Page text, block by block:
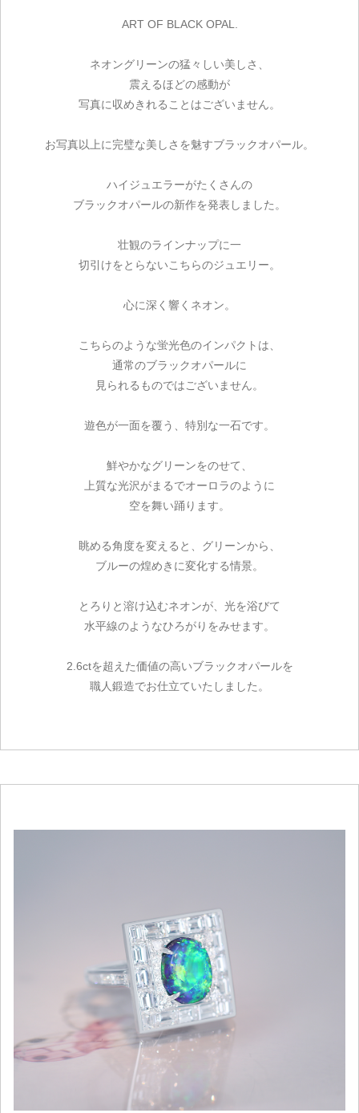
ART OF BLACK OPAL.
ネオングリーンの猛々しい美しさ、
震えるほどの感動が
写真に収めきれることはございません。
お写真以上に完璧な美しさを魅すブラックオパール。
ハイジュエラーがたくさんの
ブラックオパールの新作を発表しました。
壮観のラインナップに一
切引けをとらないこちらのジュエリー。
心に深く響くネオン。
こちらのような蛍光色のインパクトは、
通常のブラックオパールに
見られるものではございません。
遊色が一面を覆う、特別な一石です。
鮮やかなグリーンをのせて、
上質な光沢がまるでオーロラのように
空を舞い踊ります。
眺める角度を変えると、グリーンから、
ブルーの煌めきに変化する情景。
とろりと溶け込むネオンが、光を浴びて
水平線のようなひろがりをみせます。
2.6ctを超えた価値の高いブラックオパールを
職人鍛造でお仕立ていたしました。